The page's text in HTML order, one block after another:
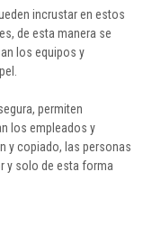
incrustar en estos
de esta manera se
los equipos y
permiten
los empleados y
y copiado, las personas
y solo de esta forma